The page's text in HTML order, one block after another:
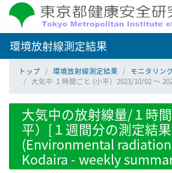
環境放射線測定結果
トップ 環境放射線測定結果 モニタリン
大気中 １時間ごと (小平）2023/10/02 ～
大気中の放射線量/１時
平）[１週間分の測定結
(Environmental
Kodaira - weekly